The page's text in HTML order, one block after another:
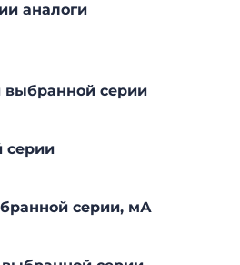
аналоги
серии
серии
серии, мА